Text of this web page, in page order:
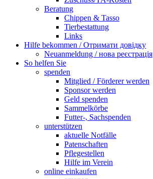
Beratung
Chippen & Tasso
Tierbestattung
Links
Hilfe bekommen / Отримати довідку
Neuanmeldung / нова реєстрація
So helfen Sie
spenden
Mitglied / Förderer werden
Sponsor werden
Geld spenden
Sammelkörbe
Futter-, Sachspenden
unterstützen
aktuelle Notfälle
Patenschaften
Pflegestellen
Hilfe im Verein
online einkaufen